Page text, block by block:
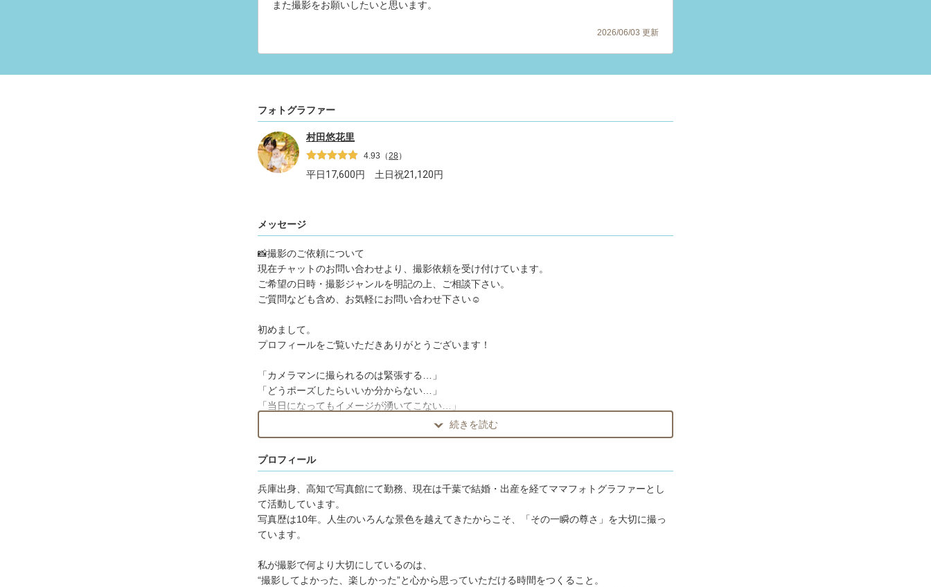
また撮影をお願いしたいと思います。
2026/06/03 更新
フォトグラファー
村田悠花里
4.93 （28）
平日17,600円 土日祝21,120円
メッセージ
📸撮影のご依頼について
現在チャットのお問い合わせより、撮影依頼を受け付けています。
ご希望の日時・撮影ジャンルを明記の上、ご相談下さい。
ご質問なども含め、お気軽にお問い合わせ下さい☺️
初めまして。
プロフィールをご覧いただきありがとうございます！
「カメラマンに撮られるのは緊張する…」
「どうポーズしたらいいか分からない…」
「当日になってもイメージが湧いてこない…」
そんな不安を抱えている方も多いと思います。
でも、どうかご安心ください。
これまでの経験を活かし、ポージングのサポートはもちろん、
その方に合わせたアイデアを提案しながら、自然な笑顔や雰囲気を丁寧に引き出して撮影いた
します。
⸻
◆ 撮影許可について
続きを読む
プロフィール
兵庫出身、高知で写真館にて勤務、現在は千葉で結婚・出産を経てママフォトグラファーとし
て活動しています。
写真歴は10年。人生のいろんな景色を越えてきたからこそ、「その一瞬の尊さ」を大切に撮っ
ています。
私が撮影で何より大切にしているのは、
“撮影してよかった、楽しかった”と心から思っていただける時間をつくること。